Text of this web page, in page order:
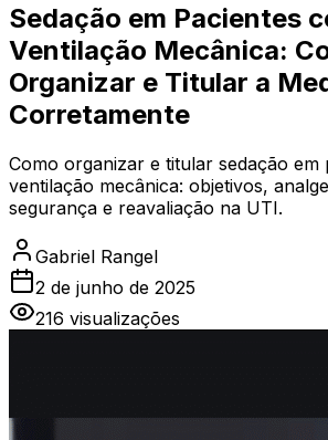
Sedação em Pacientes
Ventilação Mecânica:
Organizar e Titular a
Corretamente
Como organizar e titular sedação em
ventilação mecânica: objetivos,
segurança e reavaliação na UTI.
Gabriel Rangel
2 de junho de 2025
216 visualizações